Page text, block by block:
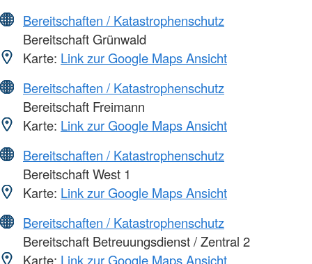
Bereitschaften / Katastrophenschutz
Bereitschaft Grünwald
Karte: Link zur Google Maps Ansicht
Bereitschaften / Katastrophenschutz
Bereitschaft Freimann
Karte: Link zur Google Maps Ansicht
Bereitschaften / Katastrophenschutz
Bereitschaft West 1
Karte: Link zur Google Maps Ansicht
Bereitschaften / Katastrophenschutz
Bereitschaft Betreuungsdienst / Zentral 2
Karte: Link zur Google Maps Ansicht